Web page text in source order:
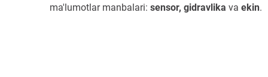
ma'lumotlar manbalari: sensor, gidravlika va ekin.